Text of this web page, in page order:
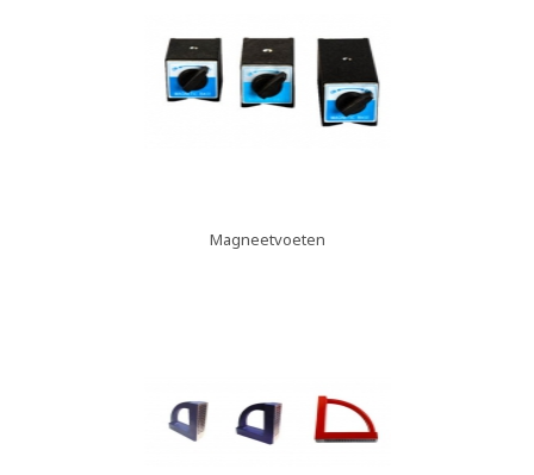
Magneetvoeten